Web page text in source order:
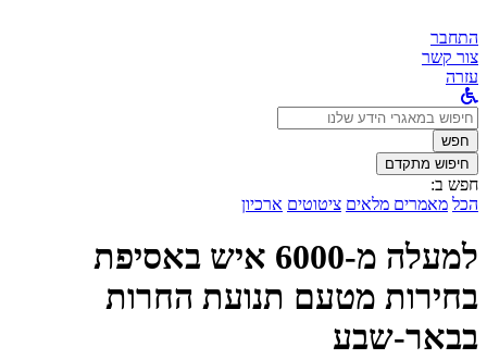
התחבר
צור קשר
עזרה
לחפש
ב:חפש
חיפוש מתקדם
חפש ב:
הכל מאמרים מלאים ציטוטים ארכיון
למעלה מ-6000 איש באסיפת
בחירות מטעם תנועת החרות
בבאר-שבע